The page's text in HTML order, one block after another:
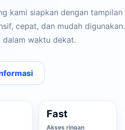
kami siapkan dengan tampilan
cepat, dan mudah digunakan.
waktu dekat.
Fast
Akses ringan